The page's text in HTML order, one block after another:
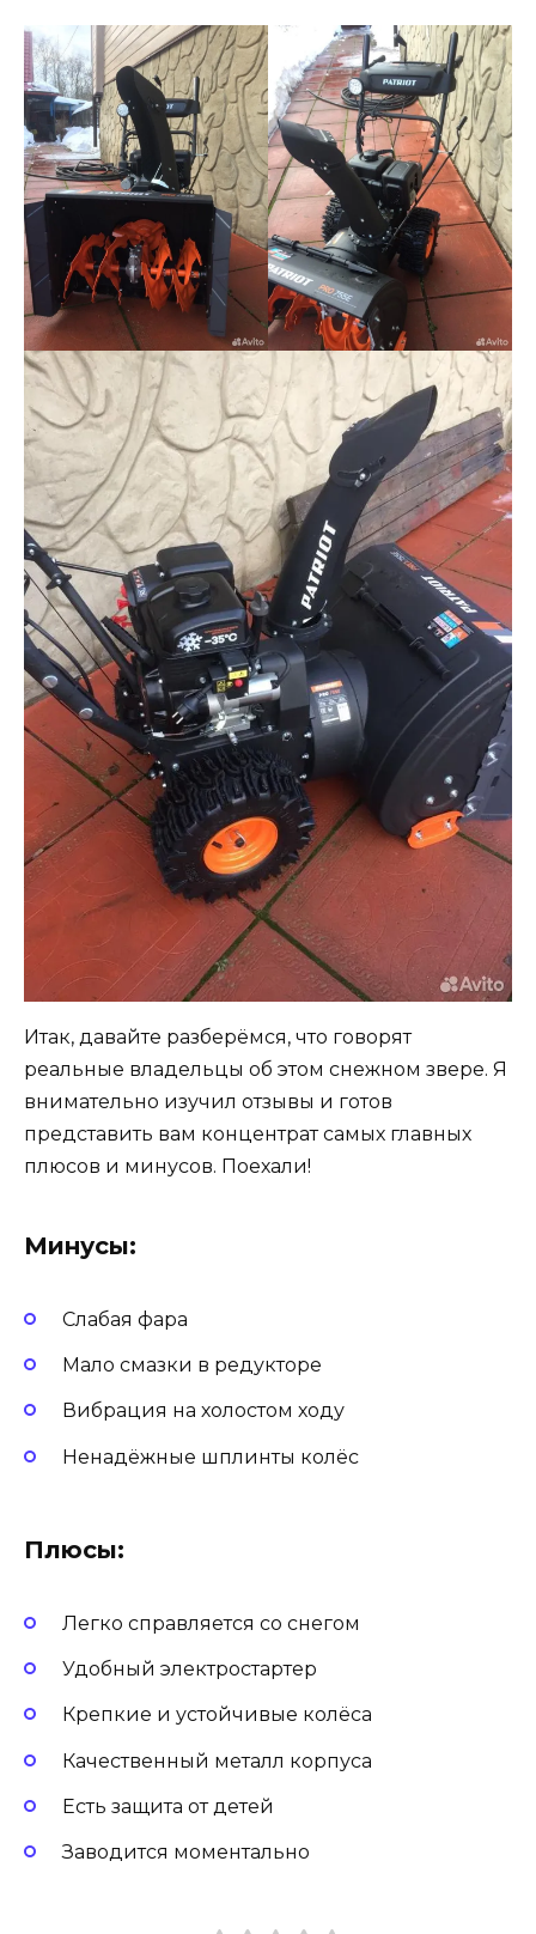
Итак, давайте разберёмся, что говорят
реальные владельцы об этом снежном звере. Я
внимательно изучил отзывы и готов
представить вам концентрат самых главных
плюсов и минусов. Поехали!
Минусы:
Слабая фара
Мало смазки в редукторе
Вибрация на холостом ходу
Ненадёжные шплинты колёс
Плюсы:
Легко справляется со снегом
Удобный электростартер
Крепкие и устойчивые колёса
Качественный металл корпуса
Есть защита от детей
Заводится моментально